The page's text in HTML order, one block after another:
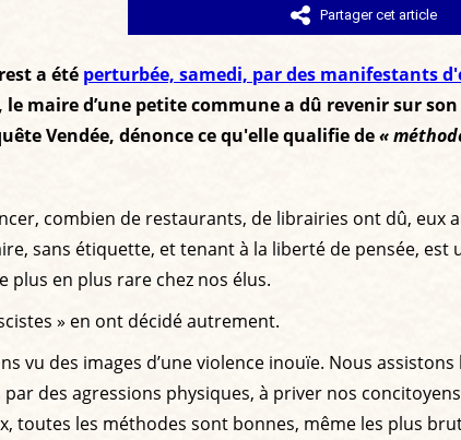
Partager cet article
a été perturbée, samedi, par des manifestants
maire d’une petite commune a dû revenir sur
Vendée, dénonce ce qu'elle qualifie de«
combien de restaurants, de librairies ont dû, eux
sans étiquette, et tenant à la liberté de pensée,
plus en plus rare chez nos élus.
» en ont décidé autrement.
vu des images d’une violence inouïe. Nous
des agressions physiques, à priver nos
toutes les méthodes sont bonnes, même les plus